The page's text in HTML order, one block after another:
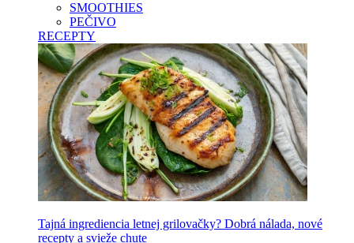
SMOOTHIES
PEČIVO
RECEPTY
Tajná ingrediencia letnej grilovačky? Dobrá nálada, nové
recepty a svieže chute